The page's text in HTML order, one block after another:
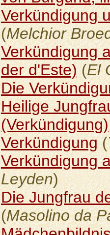
Verkündigung
(Melchior
Verkündigung
der d'Este)(El
Die
Heilige
(Verkündigung)
Verkündigung(
Verkündigung
Leyden)
Die Jungfrau
(Masolino da